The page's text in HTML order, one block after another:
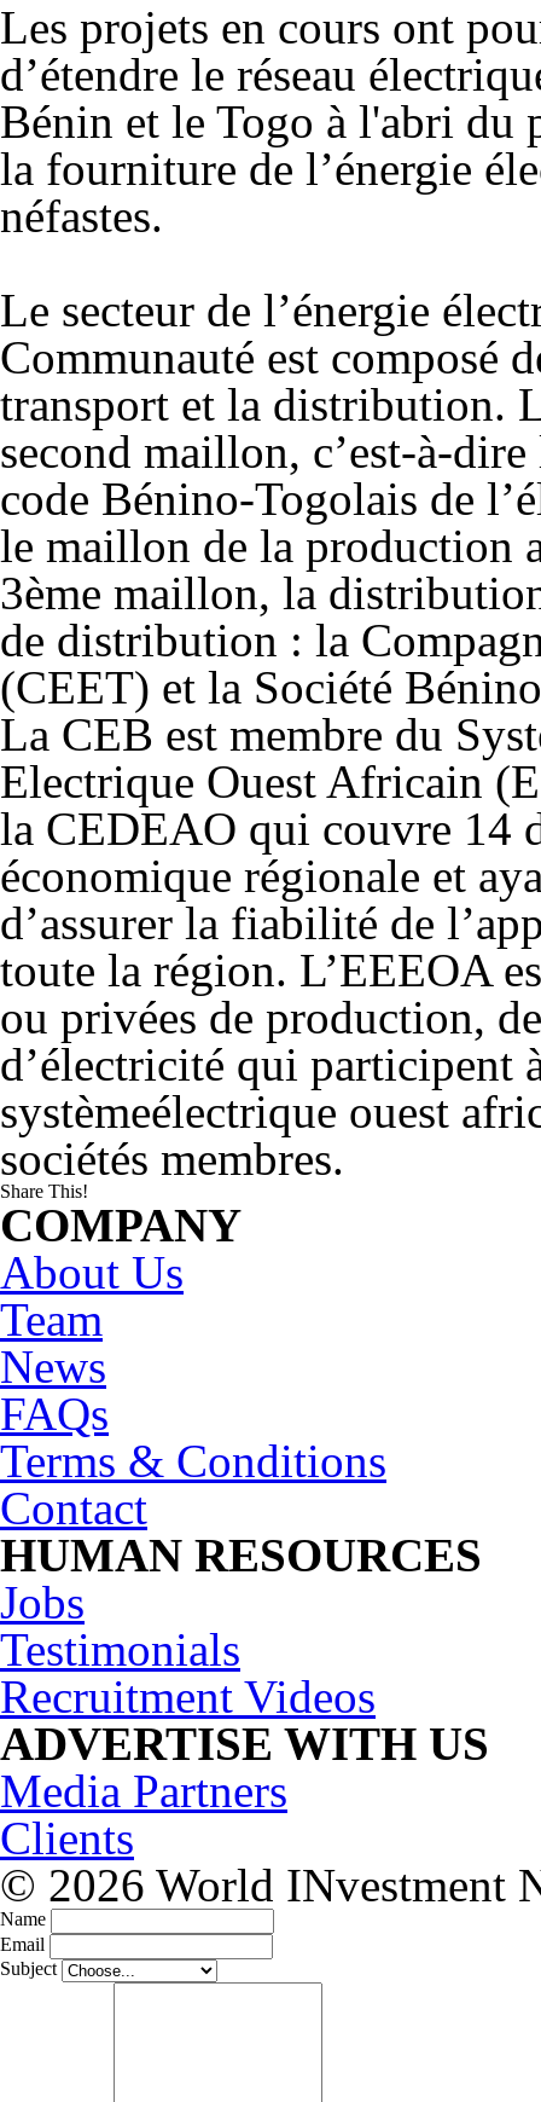
Les projets en cours ont
d’étendre le réseau
Bénin et le Togo à l'abri du
la fourniture de l’énergie
néfastes.
Le secteur de l’énergie
Communauté est composé
transport et la distribution.
second maillon, c’est-à-
code Bénino-Togolais de
le maillon de la production
3ème maillon, la
de distribution : la
(CEET) et la Société
La CEB est membre du
Electrique Ouest Africain
la CEDEAO qui couvre 14
économique régionale et
d’assurer la fiabilité de
toute la région. L’EEEOA
ou privées de production,
d’électricité qui participent
systèmeélectrique ouest
sociétés membres.
Share This!
COMPANY
About Us
Team
News
FAQs
Terms & Conditions
Contact
HUMAN RESOURCES
Jobs
Testimonials
Recruitment Videos
ADVERTISE WITH US
Media Partners
Clients
© 2026 World INvestment
Name
Email
Subject